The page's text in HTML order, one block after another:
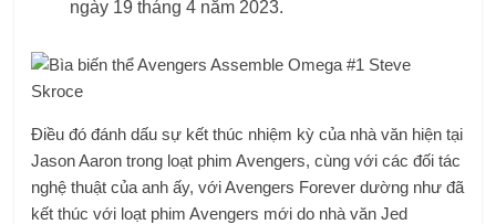
ngày 19 tháng 4 năm 2023.
Điều đó đánh dấu sự kết thúc nhiệm kỳ của nhà văn hiện tại
Jason Aaron trong loạt phim Avengers, cùng với các đối tác
nghệ thuật của anh ấy, với Avengers Forever dường như đã
kết thúc với loạt phim Avengers mới do nhà văn Jed